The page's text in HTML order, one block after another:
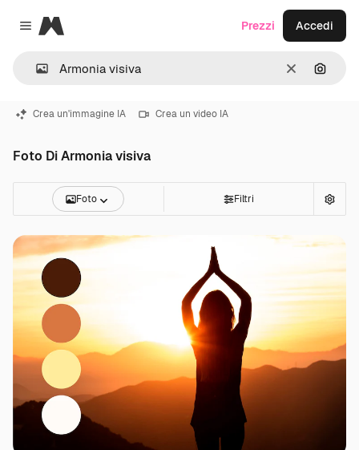
Close menu
Magnific
CancellaCerca
Prezzi Accedi
Crea un'immagine IA Crea un video IA
Foto Di Armonia visiva
Foto Filtri